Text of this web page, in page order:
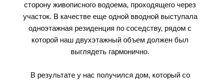
сторону живописного водоема, проходящего через
участок. В качестве еще одной вводной выступала
одноэтажная резиденция по соседству, рядом с
которой наш двухэтажный объем должен был
выглядеть гармонично.
В результате у нас получился дом, который со